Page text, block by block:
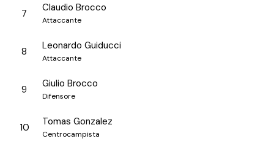
7 Claudio Brocco
Attaccante
8 Leonardo Guiducci
Attaccante
9 Giulio Brocco
Difensore
10 Tomas Gonzalez
Centrocampista